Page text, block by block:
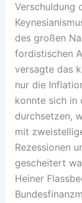
Verschuldung
des großen
fordistischen
versagte das
nur die
konnte sich in
durchsetzen,
mit
Rezessionen
gescheitert
Heiner